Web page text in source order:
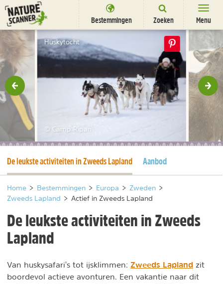
Ga
naar
content
Bestemmingen Zoeken Menu
Bestemmingen
Overnachten
Activiteiten
Natuurparken
Dieren
Nieuwsbrief Uitgelicht
Huskytocht
© Camp Ripan
Huidige pagina
De leukste activiteiten in Zweeds Lapland Aanbod
Home > Bestemmingen > Europa > Zweden >
Zweeds Lapland
> Actief in Zweeds Lapland
De leukste activiteiten in Zweeds
Lapland
Van huskysafari's tot ijsklimmen: Zweeds Lapland zit
boordevol actieve avonturen. Een vakantie naar dit